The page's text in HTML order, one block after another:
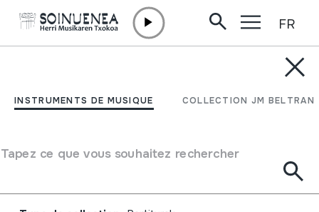
INSTRUMENTS DE MUSIQUE COLLECTION JM BELTRAN
Tapez ce que vous souhaitez rechercher
FR
Batzar Orokorra.
Donibane Garazin, 1994-